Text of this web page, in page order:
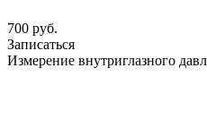
700 руб.
Записаться
Измерение внутриглазного